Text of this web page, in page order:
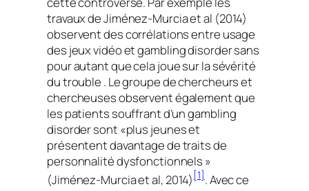
travaux de Jiménez-Murciaet al (2014)
observent des corrélations entre usage
des jeux vidéo etgambling disordersans
pour autant que cela joue sur la sévérité
du trouble . Le groupe de chercheurs et
chercheuses observent également que
les patients souffrant d’ungambling
disordersont «plus jeunes et
présentent davantage de traits de
personnalité dysfonctionnels »
(Jiménez-Murciaet al, 2014)[1]. Avec ce